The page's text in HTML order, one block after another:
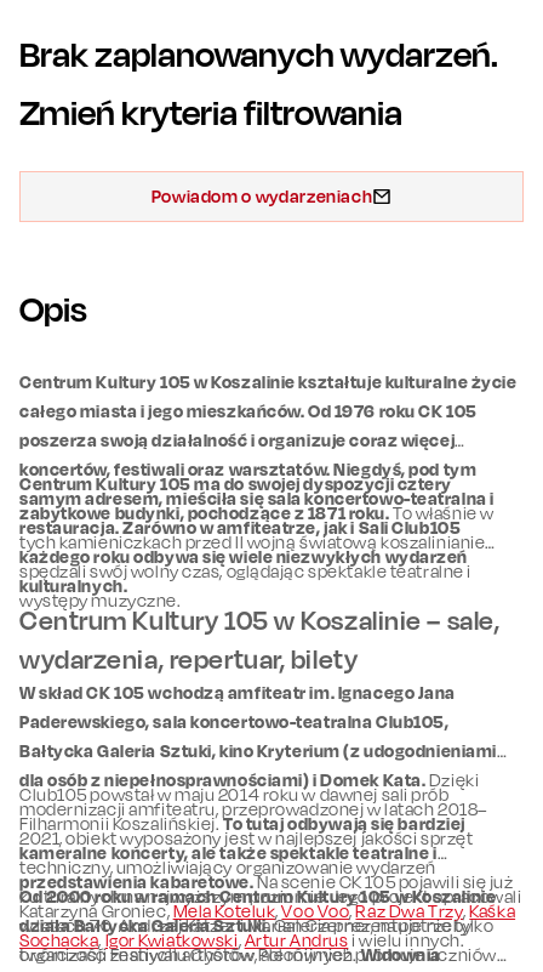
Brak zaplanowanych wydarzeń.
Zmień kryteria filtrowania
Powiadom o wydarzeniach
Opis
Centrum Kultury 105 w Koszalinie kształtuje kulturalne życie
całego miasta i jego mieszkańców. Od 1976 roku CK 105
poszerza swoją działalność i organizuje coraz więcej
koncertów, festiwali oraz warsztatów. Niegdyś, pod tym
samym adresem, mieściła się sala koncertowo-teatralna i
restauracja. Zarówno w amfiteatrze, jak i Sali Club105
każdego roku odbywa się wiele niezwykłych wydarzeń
kulturalnych.
Centrum Kultury 105 ma do swojej dyspozycji cztery
zabytkowe budynki, pochodzące z 1871 roku.To właśnie w
tych kamieniczkach przed II wojną światową koszalinianie
spędzali swój wolny czas, oglądając spektakle teatralne i
występy muzyczne.
Centrum Kultury 105 w Koszalinie – sale,
wydarzenia, repertuar, bilety
W skład CK 105 wchodzą amfiteatr im. Ignacego Jana
Paderewskiego, sala koncertowo-teatralna Club105,
Bałtycka Galeria Sztuki, kino Kryterium (z udogodnieniami
dla osób z niepełnosprawnościami) i Domek Kata.Dzięki
modernizacji amfiteatru, przeprowadzonej w latach 2018–
2021, obiekt wyposażony jest w najlepszej jakości sprzęt
techniczny, umożliwiający organizowanie wydarzeń
kulturalnych na najwyższym poziomie. Jego projekt opracowali
w latach 70. Andrzej Katzer i Marian Czerner, na potrzeby
organizacji Festiwalu Chórów Polonijnych.Widownia
Club105 powstał w maju 2014 roku w dawnej sali prób
Filharmonii Koszalińskiej.To tutaj odbywają się bardziej
kameralne koncerty, ale także spektakle teatralne i
przedstawienia kabaretowe.Na scenie CK 105 pojawili się już
Katarzyna Groniec,Mela Koteluk,Voo Voo,Raz Dwa Trzy,Kaśka
Sochacka, Igor Kwiatkowski,Artur Andrusi wielu innych.
Od 2000 roku w ramach Centrum Kultury 105 w Koszalinie
działa Bałtycka Galeria Sztuki.Galeria prezentuje nie tylko
twórczość znanych artystów, ale również promuje uczniów